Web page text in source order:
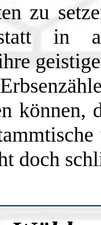
zu
in
können,
doch